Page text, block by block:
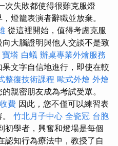
次失敗都使得很難克服燈
燈籠表演者辭職並放棄。
從這裡開始，值得考慮克服
大腦證明與他人交談不是致
寶塔 白蟻 辦桌專業外燴服務
文字自信地進行，即使在較
整復技術課程 歐式外燴 外燴
親密朋友成為考試受眾。
費 因此，您不僅可以練習表
竹北月子中心 全瓷冠 台胞
初學者，興奮和燈場是每個
認知行為療法中，教授了自